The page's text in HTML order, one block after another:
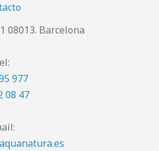
08013. Barcelona
977
08 47